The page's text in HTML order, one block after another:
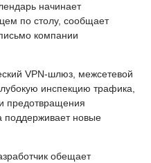
начинает
по столу, сообщает
компании
VPN-шлюз, межсетевой
инспекцию трафика,
предотвращения
поддерживает новые
обещает